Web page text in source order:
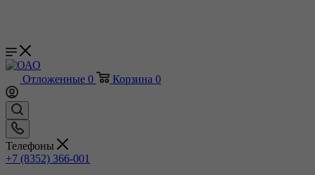
Отложенные 0 Корзина 0
Телефоны
+7 (8352) 366-001